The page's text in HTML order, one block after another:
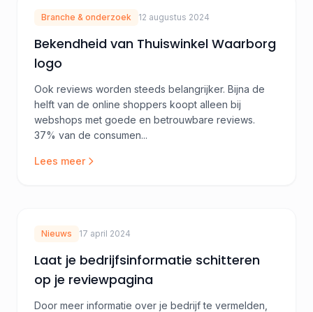
Branche & onderzoek 12 augustus 2024
Bekendheid van Thuiswinkel Waarborg
logo
Ook reviews worden steeds belangrijker. Bijna de
helft van de online shoppers koopt alleen bij
webshops met goede en betrouwbare reviews.
37% van de consumen...
Lees meer
Nieuws 17 april 2024
Laat je bedrijfsinformatie schitteren
op je reviewpagina
Door meer informatie over je bedrijf te vermelden,